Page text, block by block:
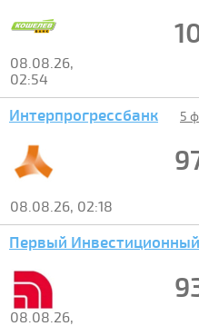
08.08.26,
02:54
Интерпрогрессбанк 5
08.08.26, 02:18
Первый
08.08.26,